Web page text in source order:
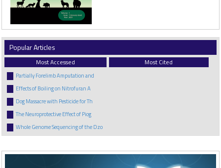
Popular Articles
Most Accessed Most Cited
Partially Forelimb Amputation and
Effects of Boiling on Nitrofuran A
Dog Massacre with Pesticide for Th
The Neuroprotective Effect of Piog
Whole Genome Sequencing of the Dzo